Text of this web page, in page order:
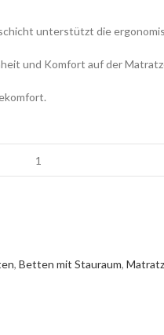
unterstützt die
und Komfort auf der
, Betten mit Stauraum,